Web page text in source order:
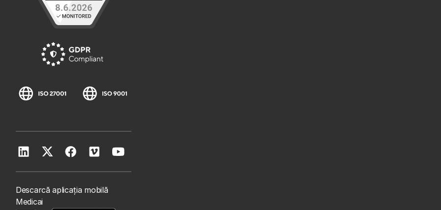
Descarcă aplicația mobilă
Medicai